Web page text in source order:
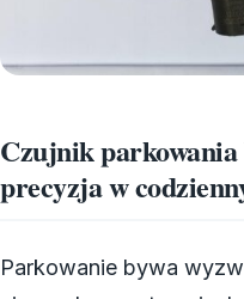
Czujnik parkowania
precyzja w
Parkowanie bywa